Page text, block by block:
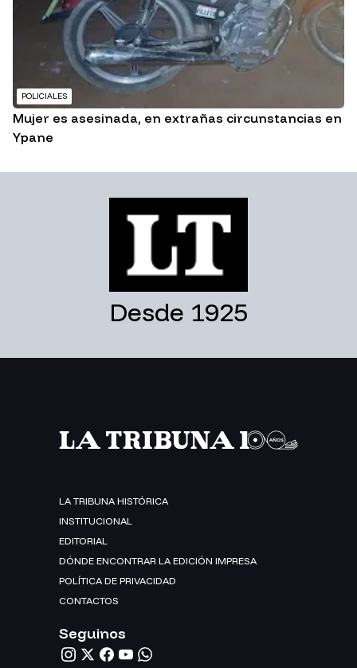
POLICIALES
Mujer es asesinada, en extrañas circunstancias en
Ypane
Desde 1925
LA TRIBUNA HISTÓRICA
INSTITUCIONAL
EDITORIAL
DÓNDE ENCONTRAR LA EDICIÓN IMPRESA
POLÍTICA DE PRIVACIDAD
CONTACTOS
Seguinos